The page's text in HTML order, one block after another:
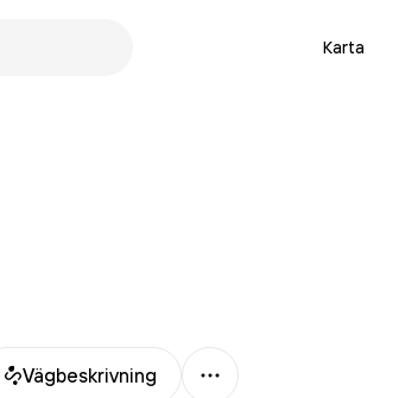
Karta
Vägbeskrivning
Mer